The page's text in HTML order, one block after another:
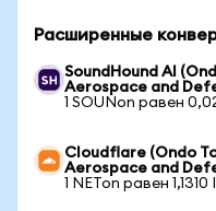
Расширенные
SoundHound AI
Aerospace and
1 SOUNon равен
Cloudflare (Ondo
Aerospace and
1 NETon равен 1,1310